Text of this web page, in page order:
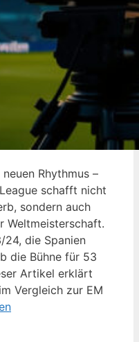
Rhythmus –
schafft nicht
sondern auch
Weltmeisterschaft.
24, die Spanien
die Bühne für 53
Artikel erklärt
Vergleich zur EM